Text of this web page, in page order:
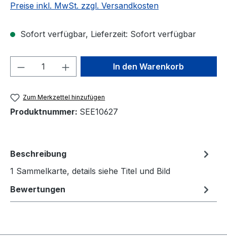
Preise inkl. MwSt. zzgl. Versandkosten
Sofort verfügbar, Lieferzeit: Sofort verfügbar
Produkt Anzahl: Gib denIn den Warenkorb
Zum Merkzettel hinzufügen
Produktnummer: SEE10627
Beschreibung
1 Sammelkarte, details siehe Titel und Bild
Bewertungen